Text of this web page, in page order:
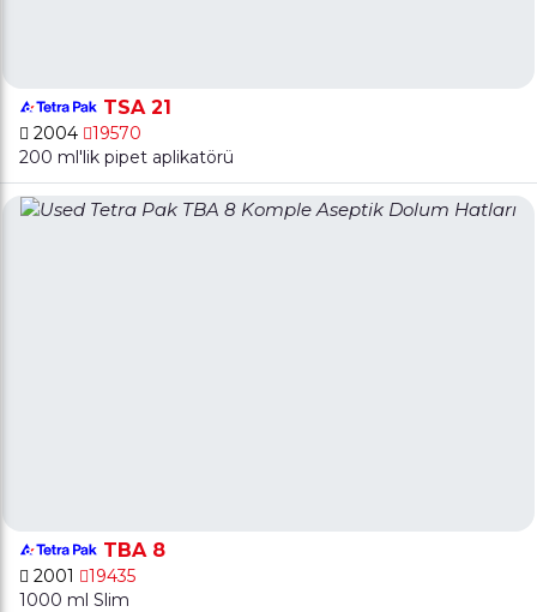
TSA 21
2004
19570
200 ml'lik pipet aplikatörü
TBA 8
2001
19435
1000 ml Slim